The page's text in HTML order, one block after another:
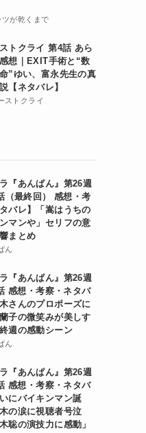
ツが乾くまで
トクライ 第4話 あら
想｜EXIT手術と“数
”ゆい、富永先生の真
【ネタバレ】
ストクライ
ラ『あんぱん』第26週
（最終回） 感想・考
バレ】「嵩はうちの
マンや」セリフの意
まとめ
ん
ラ『あんぱん』第26週
感想・考察・ネタバ
さんのプロポーズに
子の微笑みが美しす
週の感動シーン
ん
ラ『あんぱん』第26週
感想・考察・ネタバ
にバイキンマン誕
の涙に視聴者号泣
聡の演技力に感動」